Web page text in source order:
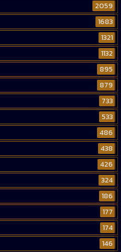
2059
1683
1321
1132
895
879
733
533
486
438
426
324
186
177
174
146